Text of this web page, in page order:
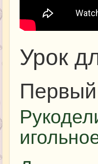
Урок
Первый